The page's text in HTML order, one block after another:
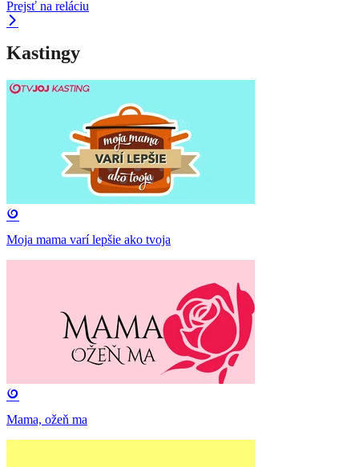
Prejsť na reláciu
Kastingy
Moja mama varí lepšie ako tvoja
Mama, ožeň ma